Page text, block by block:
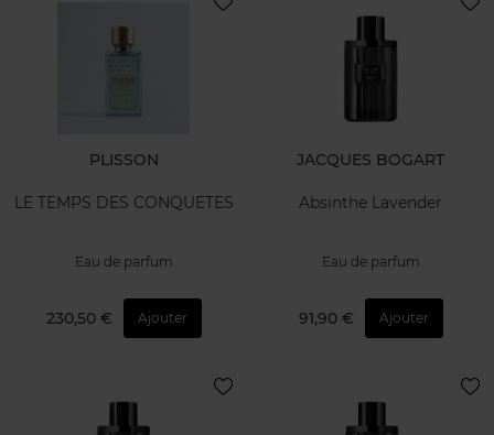
PLISSON
LE TEMPS DES CONQUETES
Eau de parfum
230,50 € Ajouter
JACQUES BOGART
Absinthe Lavender
Eau de parfum
91,90 € Ajouter